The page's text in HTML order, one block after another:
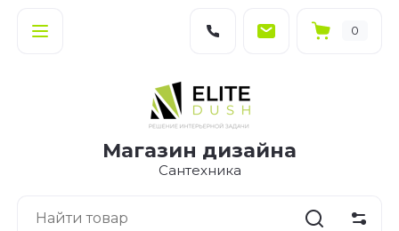
0
Магазин дизайна
Сантехника